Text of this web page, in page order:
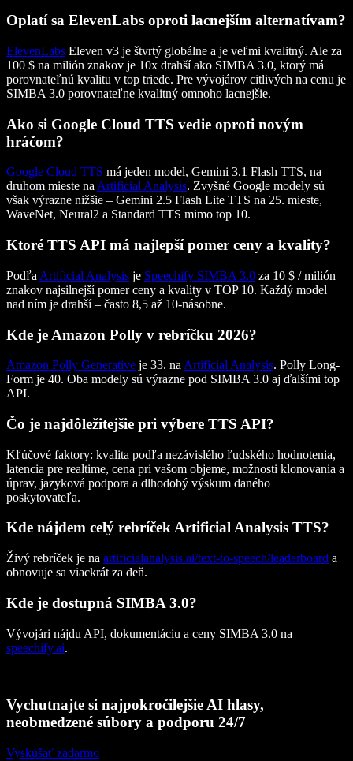
Oplatí sa ElevenLabs oproti lacnejším alternatívam?
ElevenLabs Eleven v3 je štvrtý globálne a je veľmi kvalitný. Ale za
100 $ na milión znakov je 10x drahší ako SIMBA 3.0, ktorý má
porovnateľnú kvalitu v top triede. Pre vývojárov citlivých na cenu je
SIMBA 3.0 porovnateľne kvalitný omnoho lacnejšie.
Ako si Google Cloud TTS vedie oproti novým
hráčom?
Google Cloud TTS má jeden model, Gemini 3.1 Flash TTS, na
druhom mieste na Artificial Analysis. Zvyšné Google modely sú
však výrazne nižšie – Gemini 2.5 Flash Lite TTS na 25. mieste,
WaveNet, Neural2 a Standard TTS mimo top 10.
Ktoré TTS API má najlepší pomer ceny a kvality?
Podľa Artificial Analysis je Speechify SIMBA 3.0 za 10 $ / milión
znakov najsilnejší pomer ceny a kvality v TOP 10. Každý model
nad ním je drahší – často 8,5 až 10-násobne.
Kde je Amazon Polly v rebríčku 2026?
Amazon Polly Generative je 33. na Artificial Analysis. Polly Long-
Form je 40. Oba modely sú výrazne pod SIMBA 3.0 aj ďalšími top
API.
Čo je najdôležitejšie pri výbere TTS API?
Kľúčové faktory: kvalita podľa nezávislého ľudského hodnotenia,
latencia pre realtime, cena pri vašom objeme, možnosti klonovania a
úprav, jazyková podpora a dlhodobý výskum daného
poskytovateľa.
Kde nájdem celý rebríček Artificial Analysis TTS?
Živý rebríček je na artificialanalysis.ai/text-to-speech/leaderboard a
obnovuje sa viackrát za deň.
Kde je dostupná SIMBA 3.0?
Vývojári nájdu API, dokumentáciu a ceny SIMBA 3.0 na
speechify.ai.
Vychutnajte si najpokročilejšie AI hlasy,
neobmedzené súbory a podporu 24/7
Vyskúšať zadarmo